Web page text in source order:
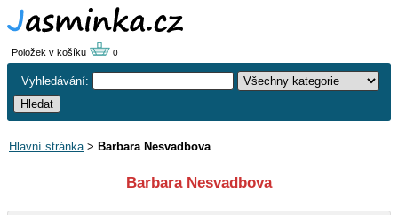
Položek v košíku 0
Vyhledávání:
Hlavní stránka> Barbara Nesvadbova
Barbara Nesvadbova